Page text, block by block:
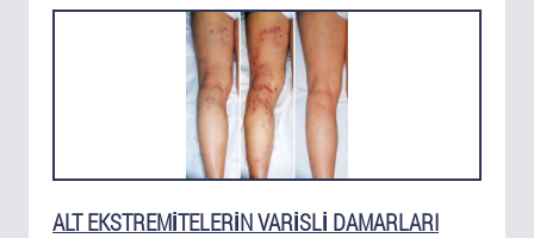
ALT EKSTREMITELERIN VARISLI DAMARLARI